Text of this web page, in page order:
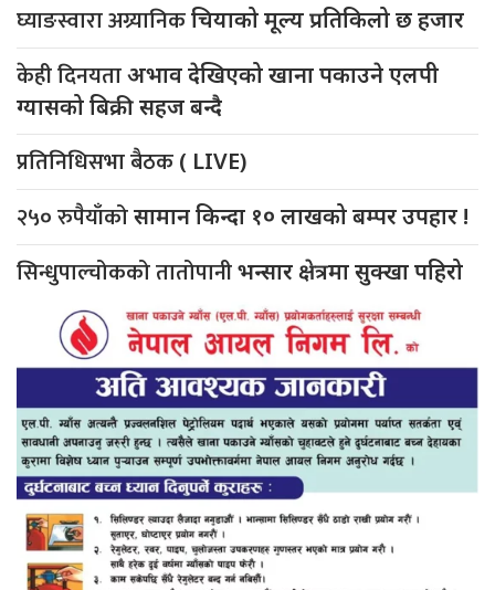
घ्याङस्वारा अग्र्यानिकचियाको मूल्य प्रतिकिलो छ हजार
केही दिनयताअभाव देखिएको खाना पकाउने एलपी
ग्यासको बिक्री सहज बन्दै
प्रतिनिधिसभा बैठक ( LIVE)
२५० रुपैयाँकोसामान किन्दा १० लाखको बम्पर उपहार !
सिन्धुपाल्चोकको तातोपानीभन्सार क्षेत्रमा सुक्खा पहिरो